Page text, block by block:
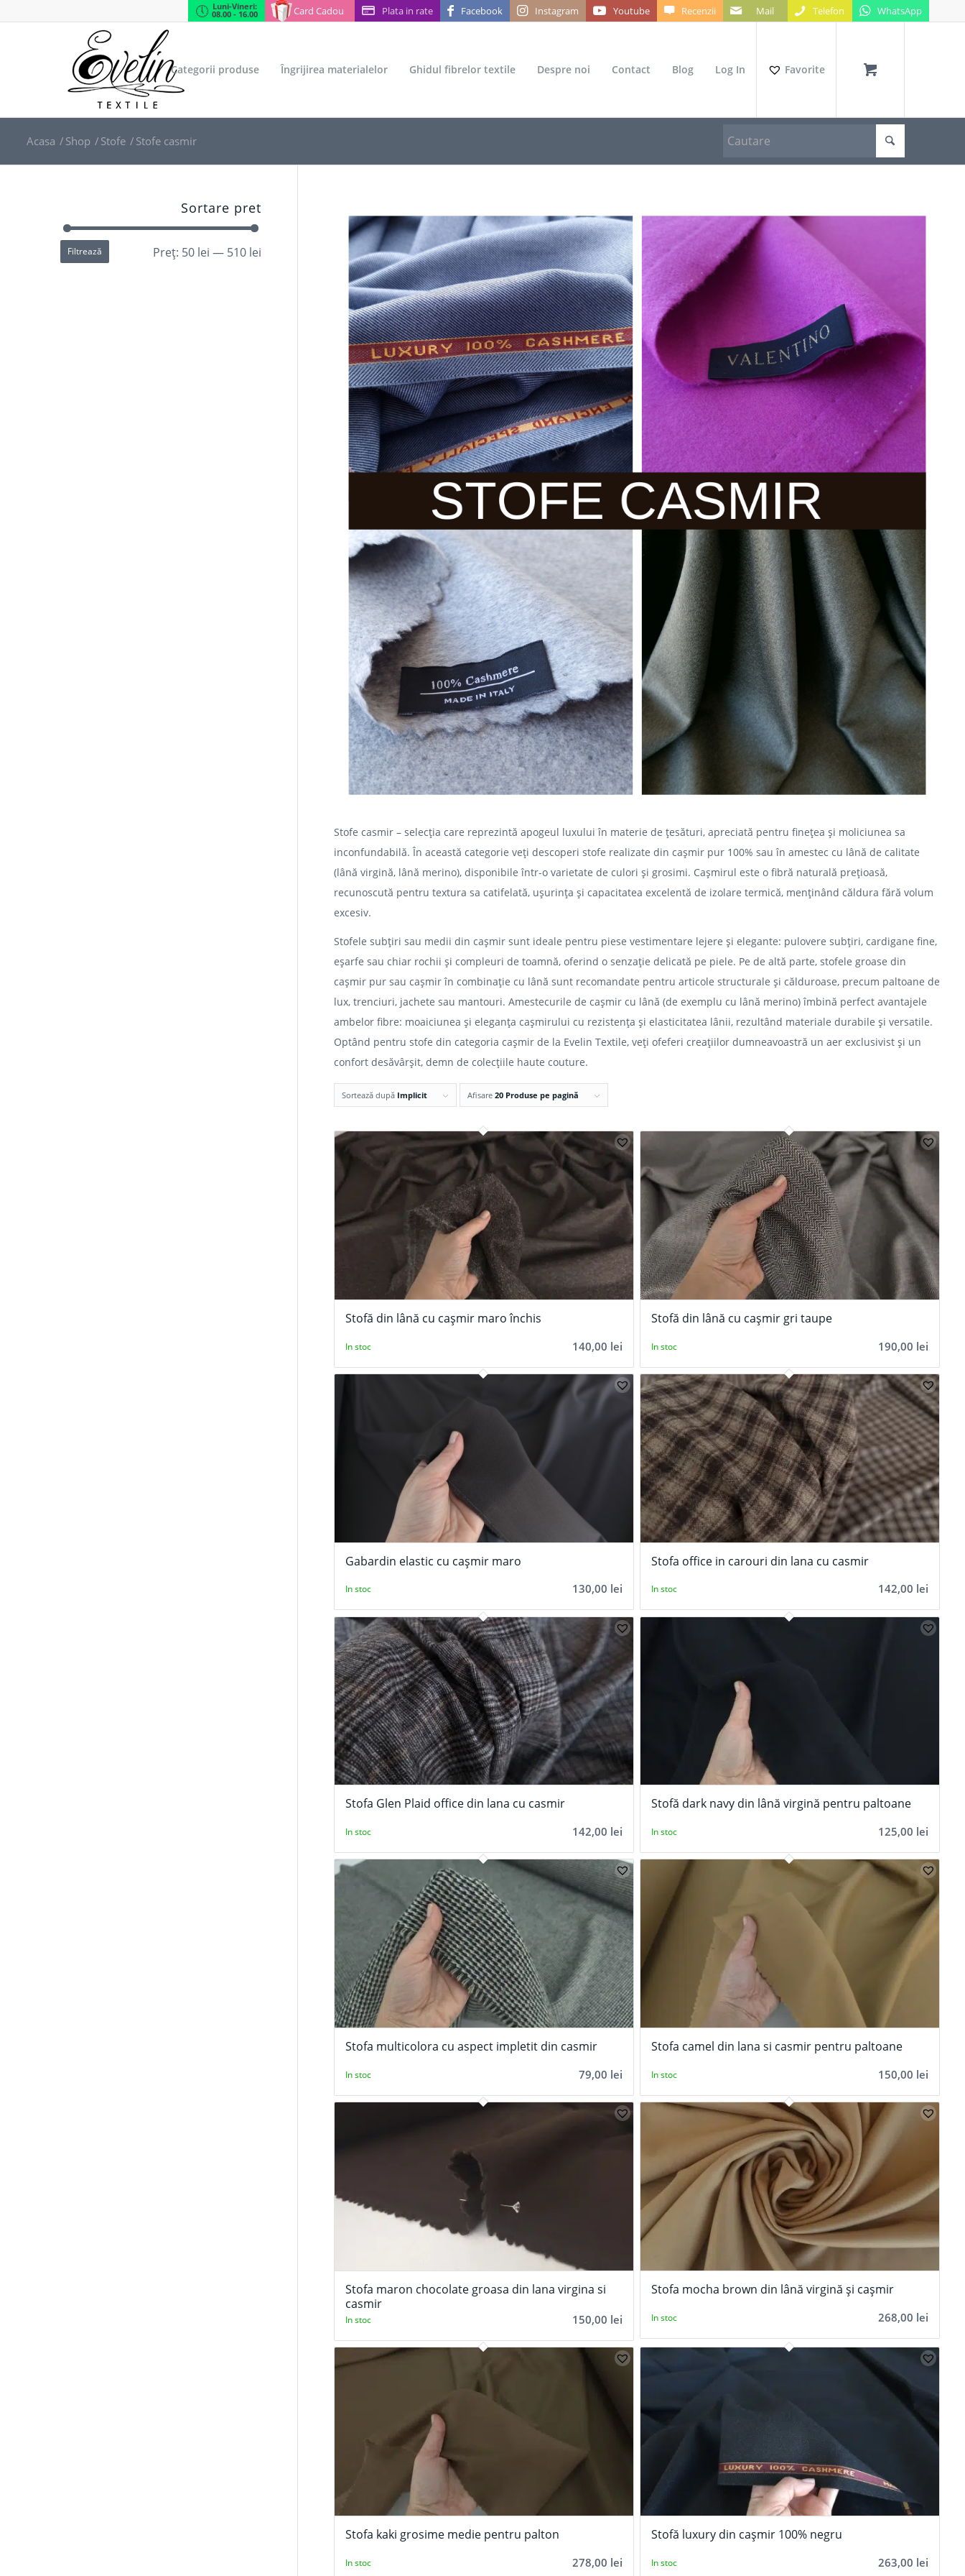
Card Cadou Plata in rate Facebook Instagram Youtube Recenzii Mail Telefon WhatsApp
Luni-Vineri:
08.00 - 16.00
Categorii produse Îngrijirea materialelor Ghidul fibrelor textile Despre noi Contact Blog Log In Favorite
Acasa / Shop / Stofe / Stofe casmir
Stofe casmir – selecția care reprezintă apogeul luxului în materie de țesături, apreciată pentru finețea și moliciunea sa
inconfundabilă. În această categorie veți descoperi stofe realizate din cașmir pur 100% sau în amestec cu lână de calitate
(lână virgină, lână merino), disponibile într-o varietate de culori și grosimi. Cașmirul este o fibră naturală prețioasă,
recunoscută pentru textura sa catifelată, ușurința și capacitatea excelentă de izolare termică, menținând căldura fără volum
excesiv.
Stofele subțiri sau medii din cașmir sunt ideale pentru piese vestimentare lejere și elegante: pulovere subțiri, cardigane fine,
eșarfe sau chiar rochii și compleuri de toamnă, oferind o senzație delicată pe piele. Pe de altă parte, stofele groase din
cașmir pur sau cașmir în combinație cu lână sunt recomandate pentru articole structurale și călduroase, precum paltoane de
lux, trenciuri, jachete sau mantouri. Amestecurile de cașmir cu lână (de exemplu cu lână merino) îmbină perfect avantajele
ambelor fibre: moaiciunea și eleganța cașmirului cu rezistența și elasticitatea lânii, rezultând materiale durabile și versatile.
Optând pentru stofe din categoria cașmir de la Evelin Textile, veți ofeferi creațiilor dumneavoastră un aer exclusivist și un
confort desăvârșit, demn de colecțiile haute couture.
Sortează după Implicit Afisare 20 Produse pe pagină
Stofă din lână cu cașmir maro închis
140,00 lei
In stoc
Stofă din lână cu cașmir gri taupe
190,00 lei
In stoc
Gabardin elastic cu cașmir maro
130,00 lei
In stoc
Stofa office in carouri din lana cu casmir
142,00 lei
In stoc
Stofa Glen Plaid office din lana cu casmir
142,00 lei
In stoc
Stofă dark navy din lână virgină pentru paltoane
125,00 lei
In stoc
Stofa multicolora cu aspect impletit din casmir
79,00 lei
In stoc
Stofa camel din lana si casmir pentru paltoane
150,00 lei
In stoc
Stofa maron chocolate groasa din lana virgina si
casmir
150,00 lei
In stoc
Stofa mocha brown din lână virgină și cașmir
268,00 lei
In stoc
Stofa kaki grosime medie pentru palton
278,00 lei
In stoc
Stofă luxury din cașmir 100% negru
263,00 lei
In stoc
Sortare pret
Filtrează Preț: 50 lei — 510 lei